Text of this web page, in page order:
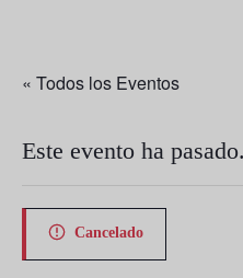
« Todos los Eventos
Este evento ha pasado.
Cancelado